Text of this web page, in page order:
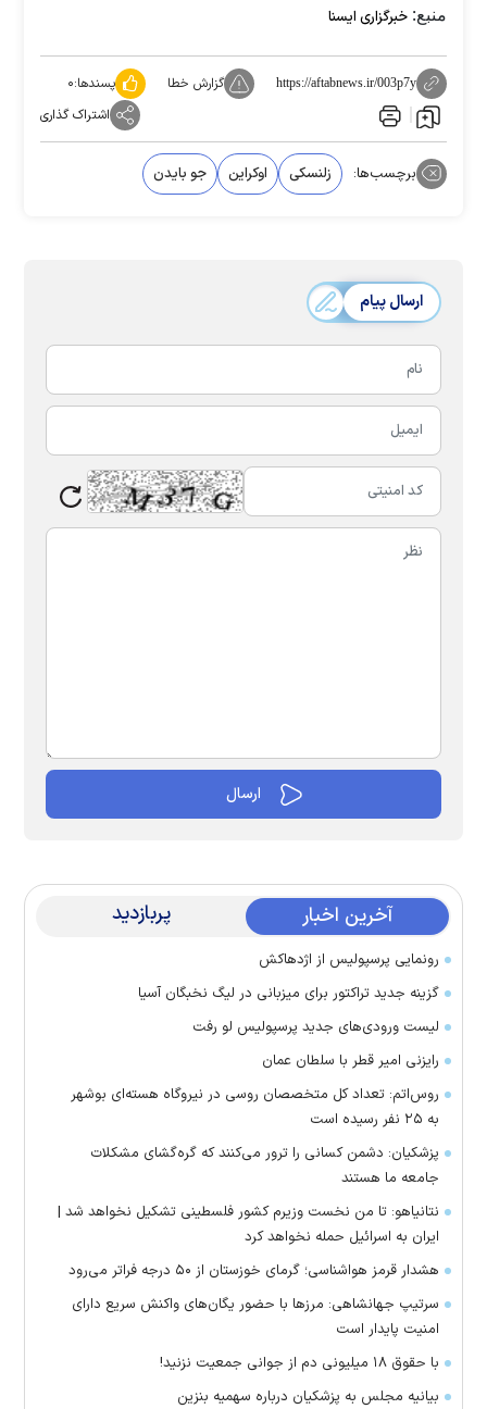
منبع: خبرگزاری ایسنا
https://aftabnews.ir/003p7y گزارش خطا پسندها:۰
اشتراک گذاری
برچسب‌ها: زلنسکی اوکراین جو بایدن
ارسال پیام
آخرین اخبار پربازدید
رونمایی پرسپولیس از اژدهاکش
گزینه جدید تراکتور برای میزبانی در لیگ نخبگان آسیا
لیست ورودی‌های جدید پرسپولیس لو رفت
رایزنی امیر قطر با سلطان عمان
روس‌اتم: تعداد کل متخصصان روسی در نیروگاه هسته‌ای بوشهر
به ۲۵ نفر رسیده است
پزشکیان: دشمن کسانی را ترور می‌کنند که گره‌گشای مشکلات
جامعه ما هستند
نتانیاهو: تا من نخست وزیرم کشور فلسطینی تشکیل نخواهد شد |
ایران به اسرائیل حمله نخواهد کرد
هشدار قرمز هواشناسی؛ گرمای خوزستان از ۵۰ درجه فراتر می‌رود
سرتیپ جهانشاهی: مرز‌ها با حضور یگان‌های واکنش سریع دارای
امنیت پایدار است
با حقوق ۱۸ میلیونی دم از جوانی جمعیت نزنید!
بیانیه مجلس به پزشکیان درباره سهمیه بنزین